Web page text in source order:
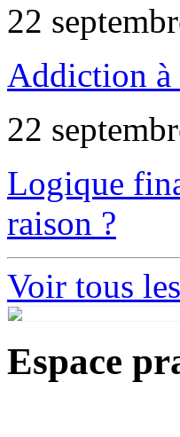
22
Addiction à
22
Logique
raison ?
Voir tous
Espace